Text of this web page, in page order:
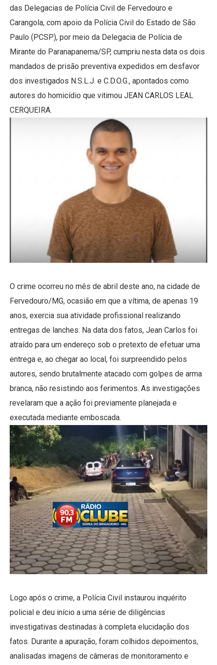
das Delegacias de Polícia Civil de Fervedouro e
Carangola, com apoio da Polícia Civil do Estado de São
Paulo (PCSP), por meio da Delegacia de Polícia de
Mirante do Paranapanema/SP, cumpriu nesta data os dois
mandados de prisão preventiva expedidos em desfavor
dos investigados N.S.L.J. e C.D.O.G., apontados como
autores do homicídio que vitimou JEAN CARLOS LEAL
CERQUEIRA.
O crime ocorreu no mês de abril deste ano, na cidade de
Fervedouro/MG, ocasião em que a vítima, de apenas 19
anos, exercia sua atividade profissional realizando
entregas de lanches. Na data dos fatos, Jean Carlos foi
atraído para um endereço sob o pretexto de efetuar uma
entrega e, ao chegar ao local, foi surpreendido pelos
autores, sendo brutalmente atacado com golpes de arma
branca, não resistindo aos ferimentos. As investigações
revelaram que a ação foi previamente planejada e
executada mediante emboscada.
Logo após o crime, a Polícia Civil instaurou inquérito
policial e deu início a uma série de diligências
investigativas destinadas à completa elucidação dos
fatos. Durante a apuração, foram colhidos depoimentos,
analisadas imagens de câmeras de monitoramento e